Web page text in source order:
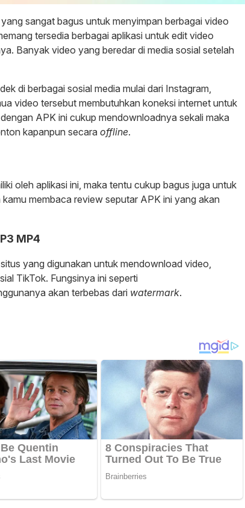
sangat bagus untuk menyimpan berbagai video
tersedia berbagai aplikasi untuk edit video
Banyak video yang beredar di media sosial setelah
di berbagai sosial media mulai dari Instagram,
video tersebut membutuhkan koneksi internet untuk
APK ini cukup mendownloadnya sekali maka
kapanpun secara offline.
oleh aplikasi ini, maka tentu cukup bagus juga untuk
membaca review seputar APK ini yang akan
MP4
yang digunakan untuk mendownload video,
TikTok. Fungsinya ini seperti
akan terbebas dari watermark.